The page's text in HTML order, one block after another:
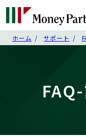
ホーム サポート